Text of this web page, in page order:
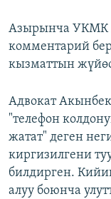
Азырынча УКМК
комментарий
кызматтын
Адвокат
"телефон
жатат" деген
киргизилгени
билдирген.
алуу боюнча